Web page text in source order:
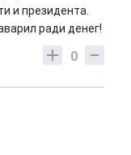
и президента.
ради денег!
0